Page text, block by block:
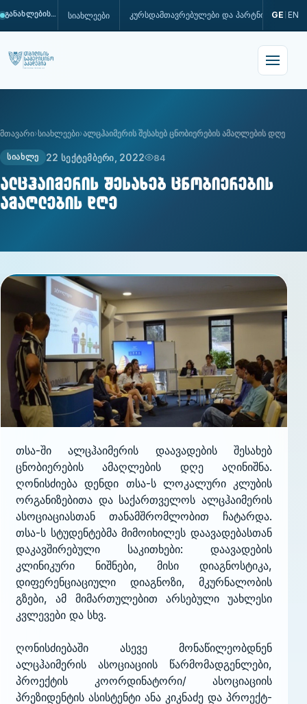
განახლების პროცესშია სიახლეები კურსდამთავრებულები და პარტნიორები
GE EN
მთავარი სიახლეები ალცჰაიმერის შესახებ ცნობიერების ამაღლების დღე
ᲡᲘᲐᲮᲚᲔ 22 სექტემბერი, 2022 84
ალცჰაიმერის შესახებ ცნობიერების
ამაღლების დღე
თსა-ში ალცჰაიმერის დაავადების შესახებ
ცნობიერების ამაღლების დღე აღინიშნა.
ღონისძიება დენდი თსა-ს ლოკალური კლუბის
ორგანიზებითა და საქართველოს ალცჰაიმერის
ასოციაციასთან თანამშრომლობით ჩატარდა.
თსა-ს სტუდენტებმა მიმოიხილეს დაავადებასთან
დაკავშირებული საკითხები: დაავადების
კლინიკური ნიშნები, მისი დიაგნოსტიკა,
დიფერენციაციული დიაგნოზი, მკურნალობის
გზები, ამ მიმართულებით არსებული უახლესი
კვლევები და სხვ.
ღონისძიებაში ასევე მონაწილეობდნენ
ალცჰაიმერის ასოციაციის წარმომადგენლები,
პროექტის კოორდინატორი/ ასოციაციის
პრეზიდენტის ასისტენტი ანა კიკნაძე და პროექტ-